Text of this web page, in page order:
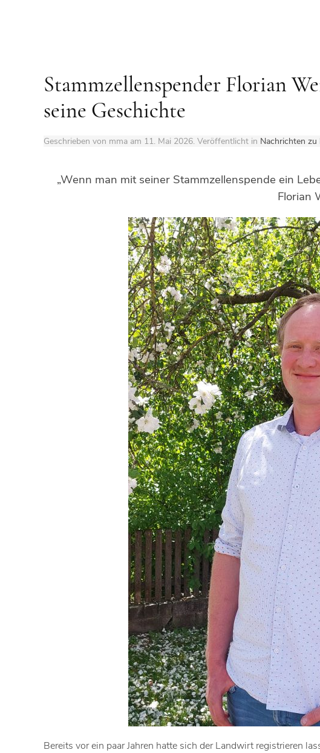
Stammzellenspender Florian
seine Geschichte
Geschrieben von mma am 11. Mai 2026. Veröffentlicht in Nachrichten zu
„Wenn man mit seiner Stammzellenspende ein
Florian
Bereits vor ein paar Jahren hatte sich der Landwirt registrieren